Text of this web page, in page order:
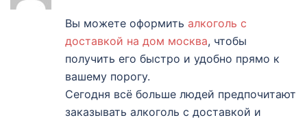
Вы можете оформить алкоголь с
доставкой на дом москва, чтобы
получить его быстро и удобно прямо к
вашему порогу.
Сегодня всё больше людей предпочитают
заказывать алкоголь с доставкой и